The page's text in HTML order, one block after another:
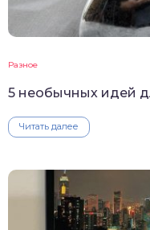
Разное
5 необычных идей
Читать далее